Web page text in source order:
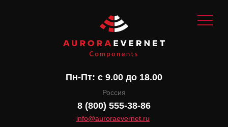
Пн-Пт: с 9.00 до 18.00
Россия
8 (800) 555-38-86
info@auroraevernet.ru